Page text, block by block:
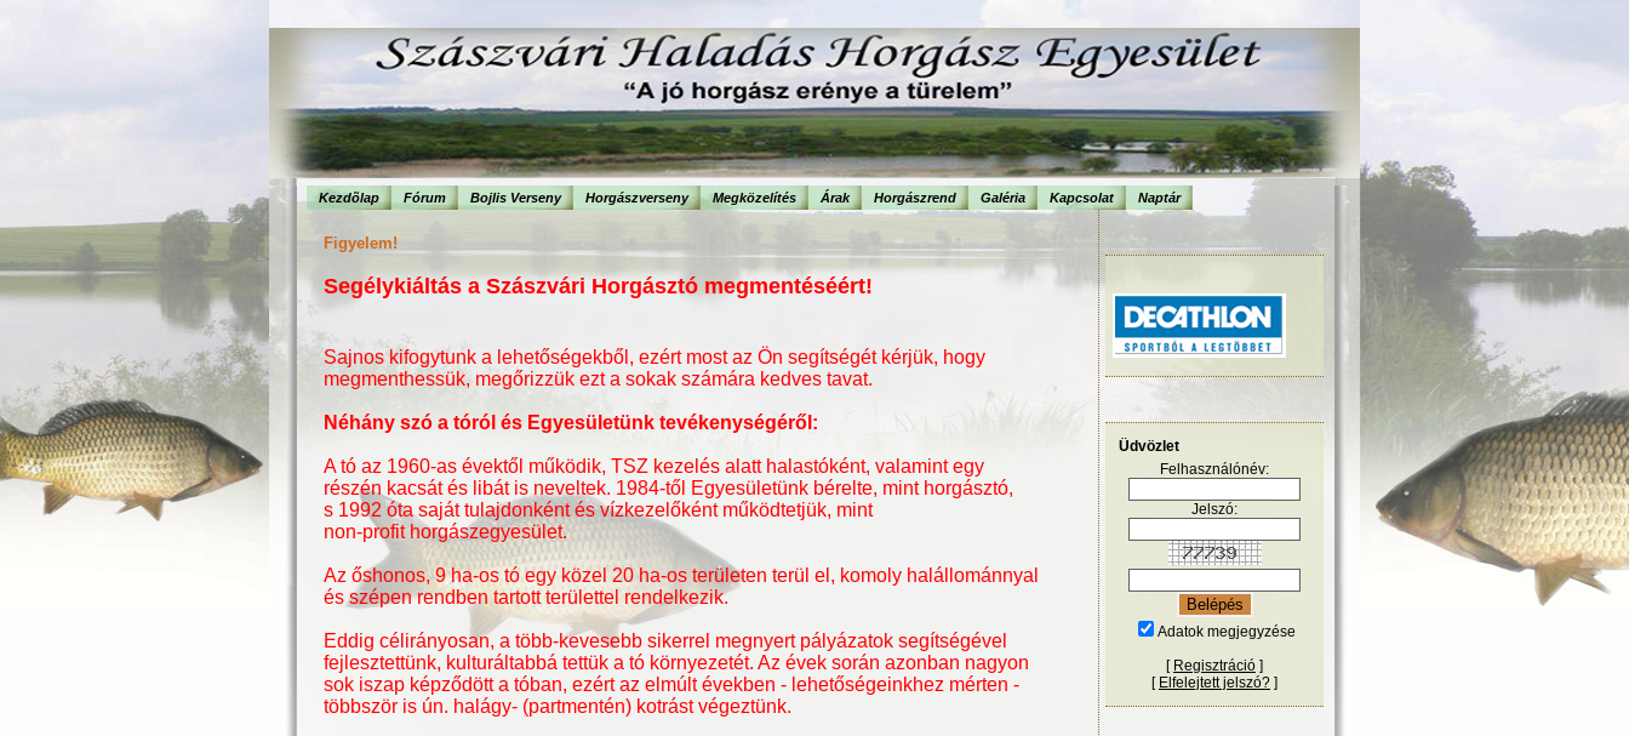
Kezdõlap Fórum Bojlis Verseny Horgászverseny Megközelítés Árak Horgászrend Galéria Kapcsolat Naptár
Figyelem!
Segélykiáltás a Szászvári Horgásztó megmentéséért!
Sajnos kifogytunk a lehetőségekből, ezért most az Ön segítségét kérjük, hogy
megmenthessük, megőrizzük ezt a sokak számára kedves tavat.
Néhány szó a tóról és Egyesületünk tevékenységéről:
A tó az 1960-as évektől működik, TSZ kezelés alatt halastóként, valamint egy
részén kacsát és libát is neveltek. 1984-től Egyesületünk bérelte, mint horgásztó,
s 1992 óta saját tulajdonként és vízkezelőként működtetjük, mint
non-profit horgászegyesület.
Az őshonos, 9 ha-os tó egy közel 20 ha-os területen terül el, komoly halállománnyal
és szépen rendben tartott területtel rendelkezik.
Eddig célirányosan, a több-kevesebb sikerrel megnyert pályázatok segítségével
fejlesztettünk, kulturáltabbá tettük a tó környezetét. Az évek során azonban nagyon
sok iszap képződött a tóban, ezért az elmúlt években - lehetőségeinkhez mérten -
többször is ún. halágy- (partmentén) kotrást végeztünk.
Üdvözlet
Felhasználónév:
Jelszó:
Adatok megjegyzése
[ Regisztráció ]
[ Elfelejtett jelszó? ]